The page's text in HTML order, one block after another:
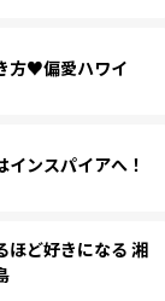
方♥偏愛ハワイ
インスパイアへ！
ほど好きになる 湘